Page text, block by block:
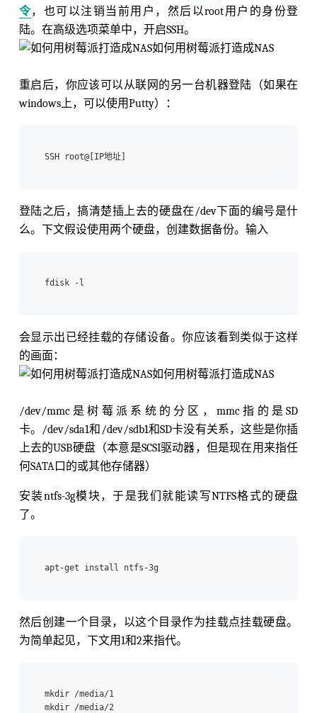
令，也可以注销当前用户，然后以root用户的身份登
陆。在高级选项菜单中，开启SSH。
重启后，你应该可以从联网的另一台机器登陆（如果在
windows上，可以使用Putty）：
登陆之后，搞清楚插上去的硬盘在/dev下面的编号是什
么。下文假设使用两个硬盘，创建数据备份。输入
会显示出已经挂载的存储设备。你应该看到类似于这样
的画面：
/dev/mmc是树莓派系统的分区，mmc指的是SD
卡。/dev/sda1和/dev/sdb1和SD卡没有关系，这些是你插
上去的USB硬盘（本意是SCSI驱动器，但是现在用来指任
何SATA口的或其他存储器）
安装ntfs-3g模块，于是我们就能读写NTFS格式的硬盘
了。
然后创建一个目录，以这个目录作为挂载点挂载硬盘。
为简单起见，下文用1和2来指代。
mkdir /media/1
mkdir /media/2